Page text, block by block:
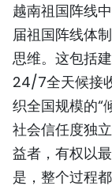
越南祖国阵线
届祖国阵线体
思维。这包括
24/7全天候接
织全国规模的“
社会信任度独
益者，有权以
是，整个过程